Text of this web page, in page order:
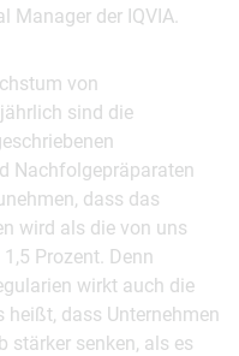
Manager der IQVIA.
von
sind die
Nachfolgepräparaten
dass das
wird als die von uns
Prozent. Denn
wirkt auch die
dass Unternehmen
stärker senken, als es